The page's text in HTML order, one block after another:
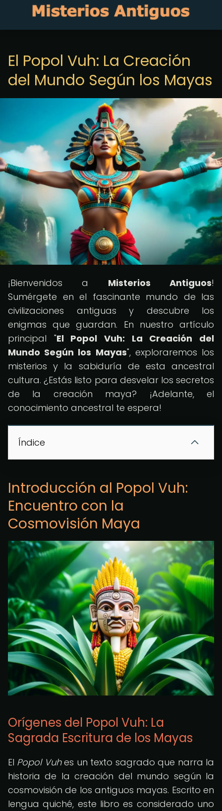
El Popol Vuh: La Creación
del Mundo Según los Mayas
¡Bienvenidos a Misterios Antiguos!
Sumérgete en el fascinante mundo de las
civilizaciones antiguas y descubre los
enigmas que guardan. En nuestro artículo
principal "El Popol Vuh: La Creación del
Mundo Según los Mayas", exploraremos los
misterios y la sabiduría de esta ancestral
cultura. ¿Estás listo para desvelar los secretos
de la creación maya? ¡Adelante, el
conocimiento ancestral te espera!
Índice
Introducción al Popol Vuh:
Encuentro con la
Cosmovisión Maya
Orígenes del Popol Vuh: La
Sagrada Escritura de los Mayas
El Popol Vuhes un texto sagrado que narra la
historia de la creación del mundo según la
cosmovisión de los antiguos mayas. Escrito en
lengua quiché, este libro es considerado uno